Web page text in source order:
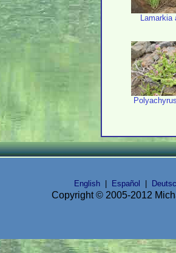
Lamarkia
English Español
Copyright © 2005-2012